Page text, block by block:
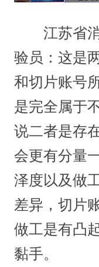
江苏省消
验员：这是
和切片账号
是完全属于
说二者是存
会更有分量
泽度以及做
差异，切片
做工是有凸
黏手。